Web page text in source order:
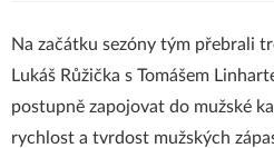
Na začátku sezóny tým přebrali
Lukáš Růžička s Tomášem
postupně zapojovat do mužské
rychlost a tvrdost mužských